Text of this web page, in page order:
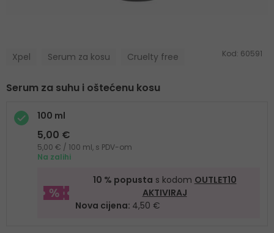
Xpel Serum za kosu Cruelty free Kod: 60591
Serum za suhu i oštećenu kosu
100 ml
5,00 €
5,00 € / 100 ml, s PDV-om
Na zalihi
10 % popusta s kodom OUTLET10
AKTIVIRAJ
Nova cijena: 4,50 €